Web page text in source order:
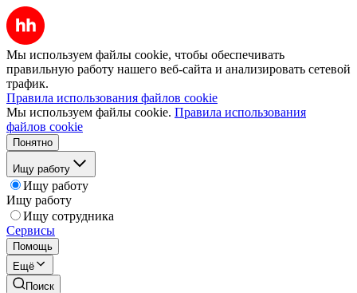
Мы используем файлы cookie, чтобы обеспечивать
правильную работу нашего веб-сайта и анализировать сетевой
трафик.
Правила использования файлов cookie
Мы используем файлы cookie. Правила использования
файлов cookie
Понятно
Ищу работу
Ищу работу
Ищу работу
Ищу сотрудника
Сервисы
Помощь
Ещё
Поиск